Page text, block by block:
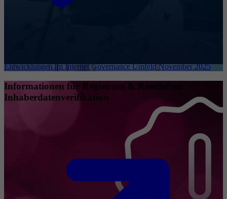
Entwicklungen im Internet Governance Umfeld November 2025
Informationen für Registrare & Reseller zu
Inhaberdatenverifikation